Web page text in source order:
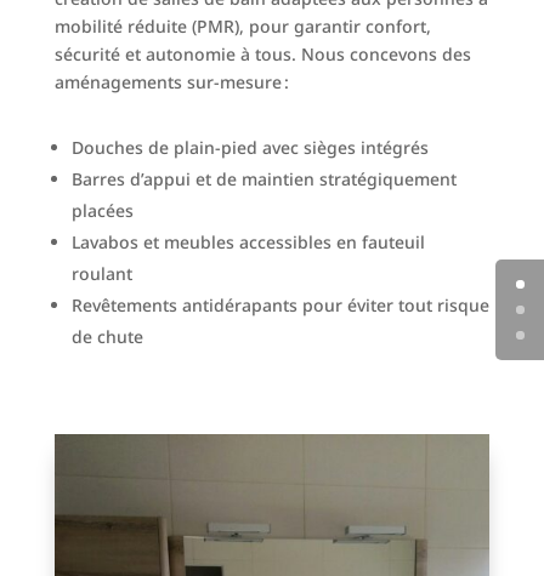
mobilité réduite (PMR), pour garantir confort,
sécurité et autonomie à tous. Nous concevons des
aménagements sur-mesure :
Douches de plain-pied avec sièges intégrés
Barres d’appui et de maintien stratégiquement
placées
Lavabos et meubles accessibles en fauteuil
roulant
Revêtements antidérapants pour éviter tout risque
de chute